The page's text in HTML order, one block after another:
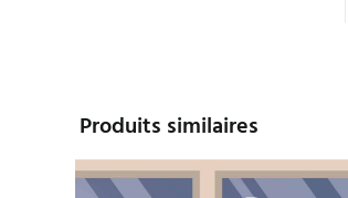
Produits similaires